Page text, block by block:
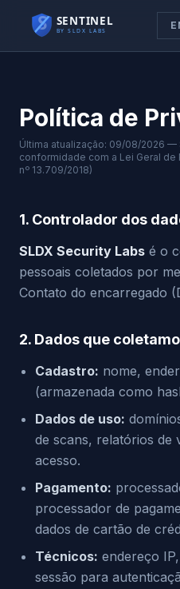
Política de
Última atualização: 09/08/2026 —
conformidade com a Lei Geral
nº 13.709/2018)
1. Controlador dos
SLDX Security Labs é o
pessoais coletados por
Contato do encarregado
2. Dados que
Cadastro: nome,
(armazenada como
Dados de uso:
de scans, relatórios de
acesso.
Pagamento:
processador de
dados de cartão de
Técnicos: endereço
sessão para